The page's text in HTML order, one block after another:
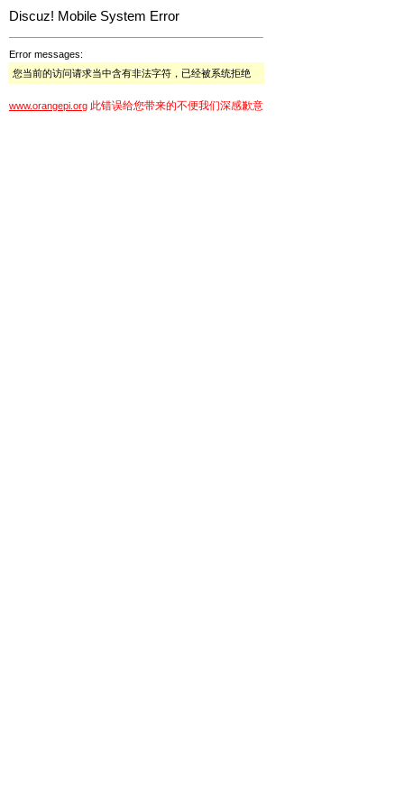
Discuz! Mobile System Error
Error messages:
您当前的访问请求当中含有非法字符，已经被系统拒绝
www.orangepi.org 此错误给您带来的不便我们深感歉意